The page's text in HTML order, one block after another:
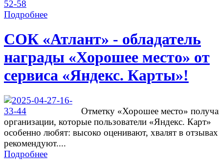
Подробнее
СОК «Атлант» - обладатель
награды «Хорошее место» от
сервиса «Яндекс. Карты»!
Отметку «Хорошее место»
организации, которые пользователи «Яндекс. Карт»
особенно любят: высоко оценивают, хвалят в
рекомендуют....
Подробнее